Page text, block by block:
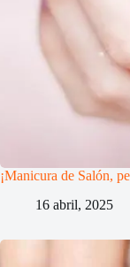
¡Manicura de Salón,
16 abril, 2025